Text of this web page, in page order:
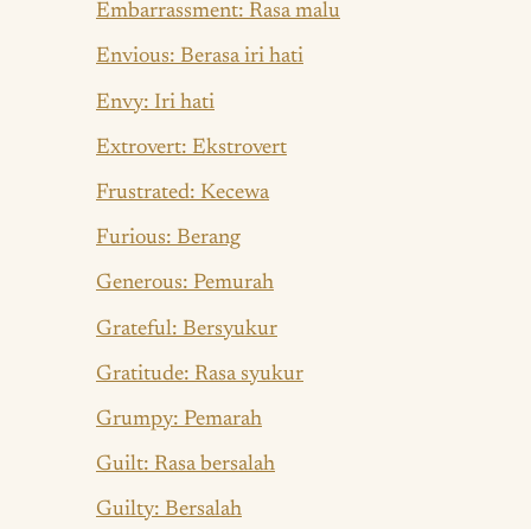
Embarrassment: Rasa malu
Envious: Berasa iri hati
Envy: Iri hati
Extrovert: Ekstrovert
Frustrated: Kecewa
Furious: Berang
Generous: Pemurah
Grateful: Bersyukur
Gratitude: Rasa syukur
Grumpy: Pemarah
Guilt: Rasa bersalah
Guilty: Bersalah